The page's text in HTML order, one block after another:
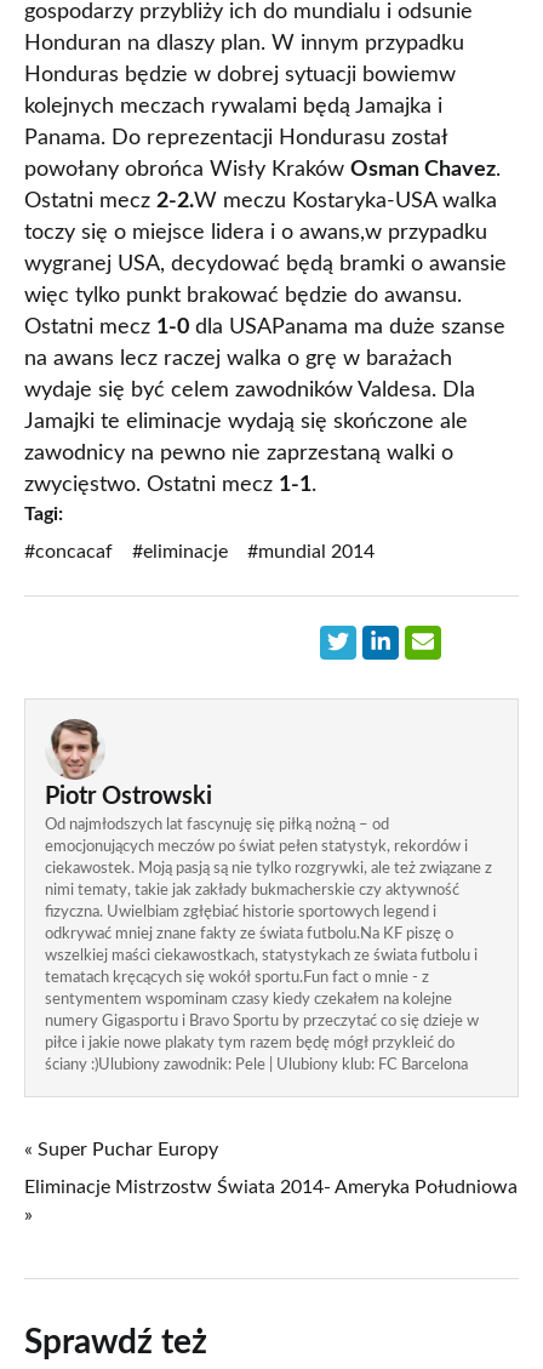
gospodarzy przybliży ich do mundialu i odsunie
Honduran na dlaszy plan. W innym przypadku
Honduras będzie w dobrej sytuacji bowiemw
kolejnych meczach rywalami będą Jamajka i
Panama. Do reprezentacji Hondurasu został
powołany obrońca Wisły Kraków Osman Chavez.
Ostatni mecz 2-2.W meczu Kostaryka-USA walka
toczy się o miejsce lidera i o awans,w przypadku
wygranej USA, decydować będą bramki o awansie
więc tylko punkt brakować będzie do awansu.
Ostatni mecz 1-0 dla USAPanama ma duże szanse
na awans lecz raczej walka o grę w barażach
wydaje się być celem zawodników Valdesa. Dla
Jamajki te eliminacje wydają się skończone ale
zawodnicy na pewno nie zaprzestaną walki o
zwycięstwo. Ostatni mecz 1-1.
Tagi:
#concacaf
#eliminacje #mundial 2014
Piotr Ostrowski
Od najmłodszych lat fascynuję się piłką nożną – od
emocjonujących meczów po świat pełen statystyk, rekordów i
ciekawostek. Moją pasją są nie tylko rozgrywki, ale też związane z
nimi tematy, takie jak zakłady bukmacherskie czy aktywność
fizyczna. Uwielbiam zgłębiać historie sportowych legend i
odkrywać mniej znane fakty ze świata futbolu.Na KF piszę o
wszelkiej maści ciekawostkach, statystykach ze świata futbolu i
tematach kręcących się wokół sportu.Fun fact o mnie - z
sentymentem wspominam czasy kiedy czekałem na kolejne
numery Gigasportu i Bravo Sportu by przeczytać co się dzieje w
piłce i jakie nowe plakaty tym razem będę mógł przykleić do
ściany :)Ulubiony zawodnik: Pele | Ulubiony klub: FC Barcelona
« Super Puchar Europy
Eliminacje Mistrzostw Świata 2014- Ameryka Południowa
»
Sprawdź też